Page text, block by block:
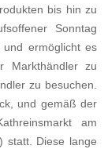
bis hin zu
Sonntag
und ermöglicht es
Markthändler zu
zu besuchen.
und gemäß der
am
statt. Diese lange